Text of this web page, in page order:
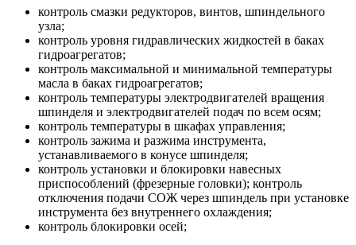
контроль смазки редукторов, винтов, шпиндельного
узла;
контроль уровня гидравлических жидкостей в баках
гидроагрегатов;
контроль максимальной и минимальной температуры
масла в баках гидроагрегатов;
контроль температуры электродвигателей вращения
шпинделя и электродвигателей подач по всем осям;
контроль температуры в шкафах управления;
контроль зажима и разжима инструмента,
устанавливаемого в конусе шпинделя;
контроль установки и блокировки навесных
приспособлений (фрезерные головки); контроль
отключения подачи СОЖ через шпиндель при установке
инструмента без внутреннего охлаждения;
контроль блокировки осей;